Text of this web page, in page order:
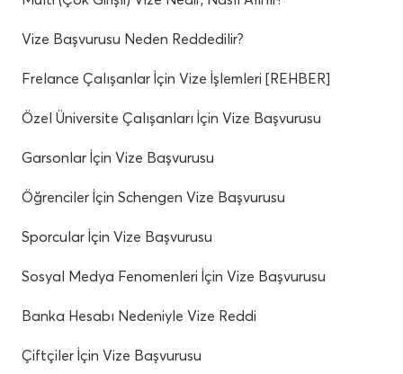
Vize Başvurusu Neden Reddedilir?
Frelance Çalışanlar İçin Vize İşlemleri [REHBER]
Özel Üniversite Çalışanları İçin Vize Başvurusu
Garsonlar İçin Vize Başvurusu
Öğrenciler İçin Schengen Vize Başvurusu
Sporcular İçin Vize Başvurusu
Sosyal Medya Fenomenleri İçin Vize Başvurusu
Banka Hesabı Nedeniyle Vize Reddi
Çiftçiler İçin Vize Başvurusu